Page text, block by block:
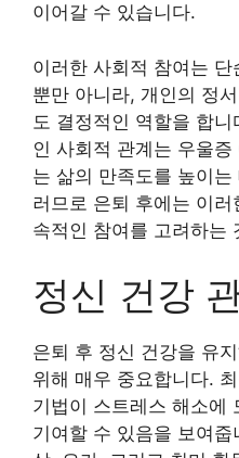
이어갈 수 있습니다.
이러한 사회적 참여는
뿐만 아니라, 개인의 정
도 결정적인 역할을 합
인 사회적 관계는 우울
는 삶의 만족도를 높이
러므로 은퇴 후에는 이
속적인 참여를 고려하는
정신 건강
은퇴 후 정신 건강을 유
위해 매우 중요합니다.
기법이 스트레스 해소에
기여할 수 있음을 보여